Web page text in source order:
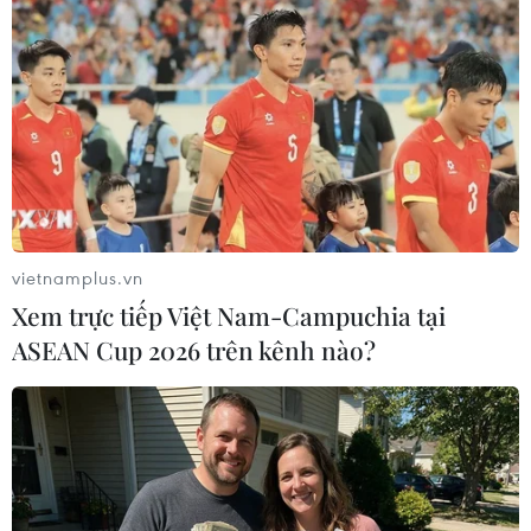
Đà Nẵng: Tìm thấy 3 bộ hài
cốt liệt sỹ từ nguồn tin của
người dân
07/08/2026 10:42
Ban đại diện cha mẹ học
sinh không được tự đặt các
khoản thu, ép buộc đóng
góp
07/08/2026 10:30
Tháng 12/2026 hoàn thành
mở rộng đoạn cao tốc
Thành phố Hồ Chí Minh-
Long Thành
07/08/2026 10:29
Khánh Hòa đẩy mạnh tìm
kiếm, quy tập và xác định
danh tính hài cốt liệt sỹ
07/08/2026 10:19
vietnamplus.vn
Xem trực tiếp Việt Nam-Campuchia tại
ASEAN Cup 2026 trên kênh nào?